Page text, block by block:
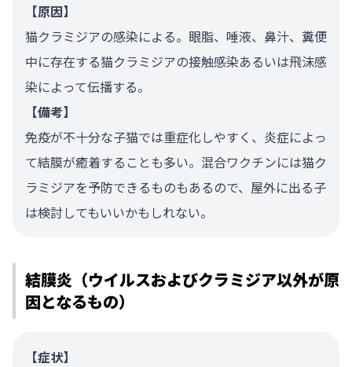
【原因】
猫クラミジアの感染による。眼脂、唾液、鼻汁、糞便
中に存在する猫クラミジアの接触感染あるいは飛沫感
染によって伝播する。
【備考】
免疫が不十分な子猫では重症化しやすく、炎症によっ
て結膜が癒着することも多い。混合ワクチンには猫ク
ラミジアを予防できるものもあるので、屋外に出る子
は検討してもいいかもしれない。
結膜炎（ウイルスおよびクラミジア以外が原
因となるもの）
【症状】